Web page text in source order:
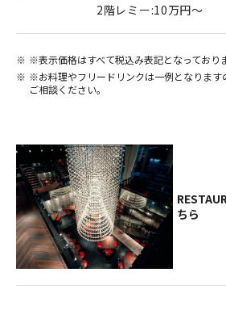
2階レミー:10万円～
※表示価格はすべて税込み表記となっておりま
※お料理やフリードリンクは一例となります
ご相談ください。
ちら